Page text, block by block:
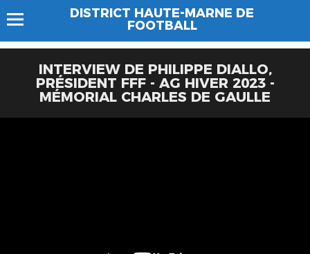
DISTRICT HAUTE-MARNE DE
FOOTBALL
INTERVIEW DE PHILIPPE DIALLO,
PRÉSIDENT FFF - AG HIVER 2023 -
MÉMORIAL CHARLES DE GAULLE